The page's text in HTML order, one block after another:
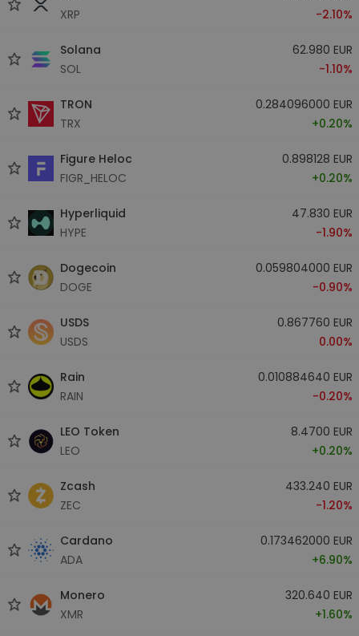
XRP
-2.10%
Solana
SOL
62.980 EUR
-1.10%
TRON
TRX
0.284096000 EUR
+0.20%
Figure Heloc
FIGR_HELOC
0.898128 EUR
+0.20%
Hyperliquid
HYPE
47.830 EUR
-1.90%
Dogecoin
DOGE
0.059804000 EUR
-0.90%
USDS
USDS
0.867760 EUR
0.00%
Rain
RAIN
0.010884640 EUR
-0.20%
LEO Token
LEO
8.4700 EUR
+0.20%
Zcash
ZEC
433.240 EUR
-1.20%
Cardano
ADA
0.173462000 EUR
+6.90%
Monero
XMR
320.640 EUR
+1.60%